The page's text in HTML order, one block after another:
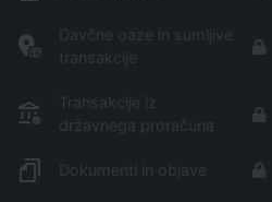
Davčne oaze in sumljive
transakcije
Transakcije iz
državnega proračuna
Dokumenti in objave